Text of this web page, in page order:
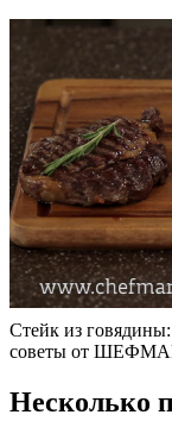
Стейк из
советы от
Несколько